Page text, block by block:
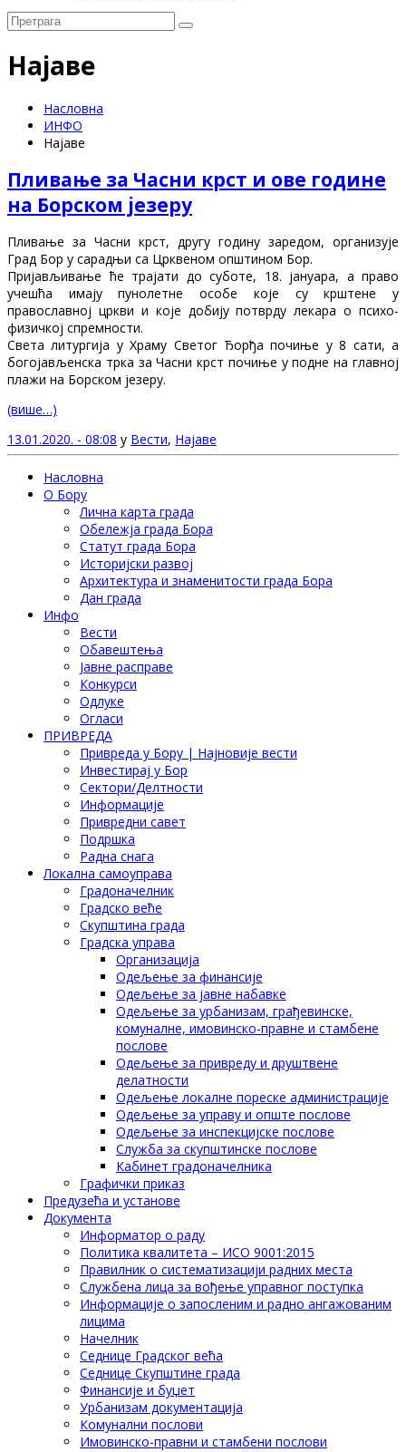
Најаве
Насловна
ИНФО
Најаве
Пливање за Часни крст и ове године
на Борском језеру
Пливање за Часни крст, другу годину заредом, организује
Град Бор у сарадњи са Црквеном општином Бор.
Пријављивање ће трајати до суботе, 18. јануара, а право
учешћа имају пунолетне особе које су крштене у
православној цркви и које добију потврду лекара о психо-
физичкој спремности.
Света литургија у Храму Светог Ђорђа почиње у 8 сати, а
богојављенска трка за Часни крст почиње у подне на главној
плажи на Борском језеру.
(више…)
13.01.2020. - 08:08 у Вести, Најаве
Насловна
О Бору
Лична карта града
Обележја града Бора
Статут града Бора
Историјски развој
Архитектура и знаменитости града Бора
Дан града
Инфо
Вести
Обавештења
Јавне расправе
Конкурси
Одлуке
Огласи
ПРИВРЕДА
Привреда у Бору | Најновије вести
Инвестирај у Бор
Сектори/Делтности
Информације
Привредни савет
Подршка
Радна снага
Локална самоуправа
Градоначелник
Градско веће
Скупштина града
Градска управа
Организација
Одељење за финансије
Одељење за јавне набавке
Одељење за урбанизам, грађевинске,
комуналне, имовинско-правне и стамбене
послове
Одељење за привреду и друштвене
делатности
Одељење локалне пореске администрације
Одељење за управу и опште послове
Одељење за инспекцијске послове
Служба за скупштинске послове
Кабинет градоначелника
Графички приказ
Предузећа и установе
Документа
Информатор о раду
Политика квалитета – ИСО 9001:2015
Правилник о систематизацији радних места
Службена лица за вођење управног поступка
Информације о запосленим и радно ангажованим
лицима
Начелник
Седнице Градског већа
Седнице Скупштине града
Финансије и буџет
Урбанизам документација
Комунални послови
Имовинско-правни и стамбени послови